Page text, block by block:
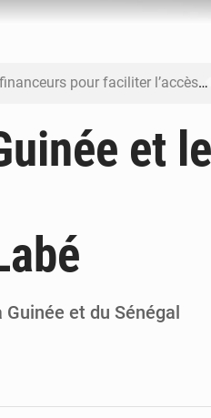
faciliter l’accès des PME aux financements
l’État en l’absence du président Mamadi Doumbouya
la gestion de Mamadi Doumbouya
The Arab Contractors pour accélérer ses grands projets
et le
et du Sénégal